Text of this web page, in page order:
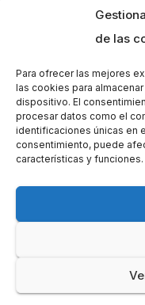
de las
Para ofrecer las mejores
las cookies para
dispositivo. El
procesar datos como el
identificaciones únicas en
consentimiento, puede
características y funciones.